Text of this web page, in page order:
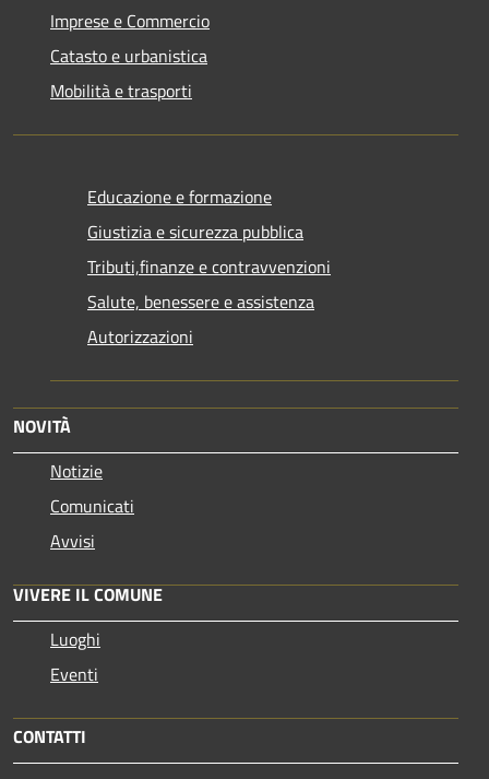
Imprese e Commercio
Catasto e urbanistica
Mobilità e trasporti
Educazione e formazione
Giustizia e sicurezza pubblica
Tributi,finanze e contravvenzioni
Salute, benessere e assistenza
Autorizzazioni
NOVITÀ
Notizie
Comunicati
Avvisi
VIVERE IL COMUNE
Luoghi
Eventi
CONTATTI